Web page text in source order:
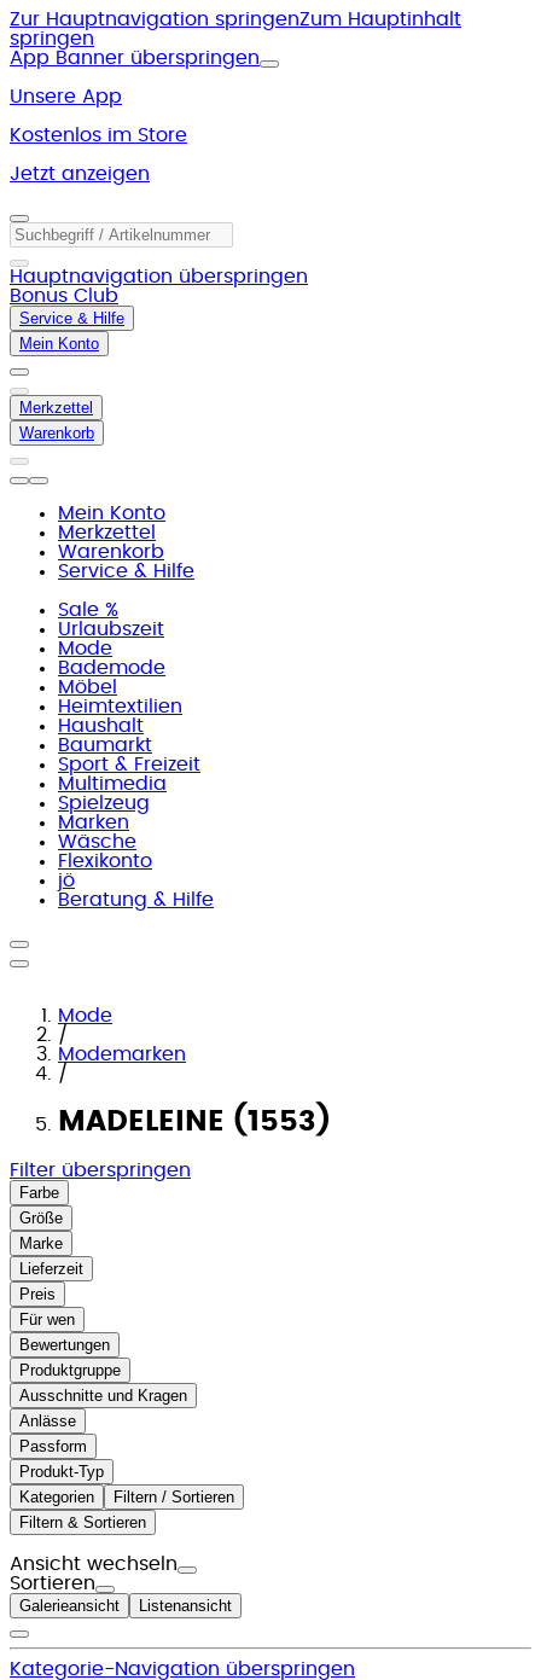
Zur Hauptnavigation springenZum Hauptinhalt
springen
App Banner überspringen
Unsere App
Kostenlos im Store
Jetzt anzeigen
Hauptnavigation überspringen
Bonus Club
Service & Hilfe
Mein Konto
Merkzettel
Warenkorb
Mein Konto
Merkzettel
Warenkorb
Service & Hilfe
Sale %
Urlaubszeit
Mode
Bademode
Möbel
Heimtextilien
Haushalt
Baumarkt
Sport & Freizeit
Multimedia
Spielzeug
Marken
Wäsche
Flexikonto
jö
Beratung & Hilfe
Mode
/
Modemarken
/
MADELEINE (1553)
Filter überspringen
Farbe
Größe
Marke
Lieferzeit
Preis
Für wen
Bewertungen
Produktgruppe
Ausschnitte und Kragen
Anlässe
Passform
Produkt-Typ
Kategorien
Filtern / Sortieren
Filtern & Sortieren
Ansicht wechseln
Sortieren
Galerieansicht Listenansicht
Kategorie-Navigation überspringen